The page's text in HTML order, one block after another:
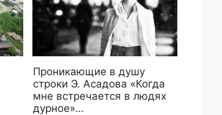
Проникающие в душу
строки Э. Асадова «Когда
мне встречается в людях
дурное»…